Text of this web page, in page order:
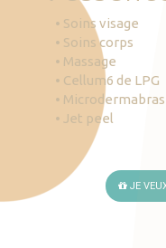
• Soins visage
• Soins corps
• Massage
• Cellum6 de LPG
•
• Jet peel
JE